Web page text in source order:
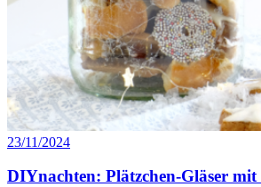
23/11/2024
DIYnachten: Plätzchen-Gläser